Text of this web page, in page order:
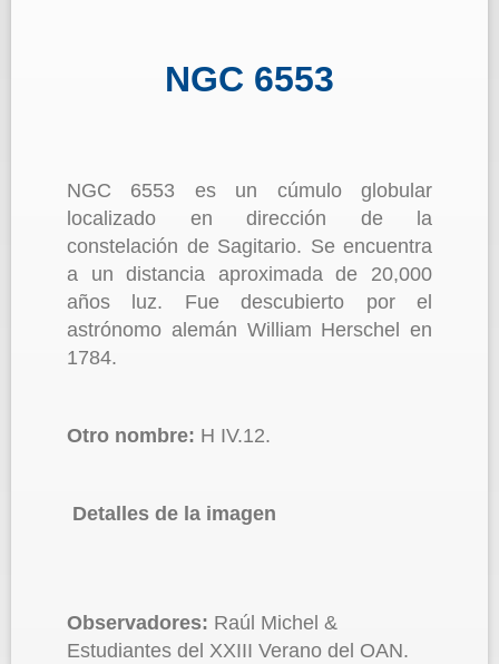
NGC 6553
NGC 6553 es un cúmulo globular
localizado en dirección de la
constelación de Sagitario. Se encuentra
a un distancia aproximada de 20,000
años luz. Fue descubierto por el
astrónomo alemán William Herschel en
1784.
Otro nombre: H IV.12.
Detalles de la imagen
Observadores: Raúl Michel &
Estudiantes del XXIII Verano del OAN.